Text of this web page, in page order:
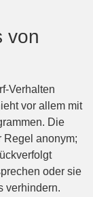
von
Verhalten
vor allem mit
Die
Regel anonym;
oder sie
verhindern.